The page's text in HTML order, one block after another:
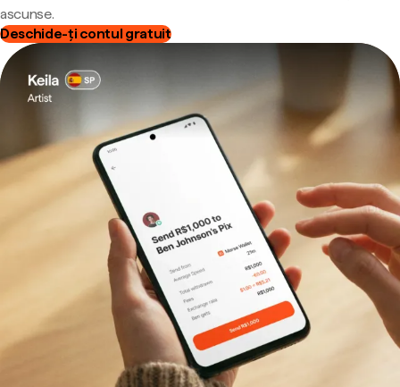
ascunse.
Deschide-ți contul gratuit